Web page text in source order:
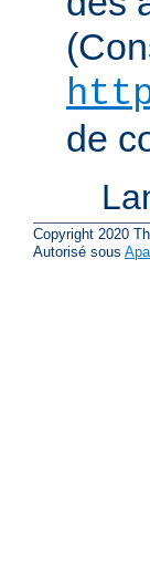
de
Copyright 2020
Autorisé sous